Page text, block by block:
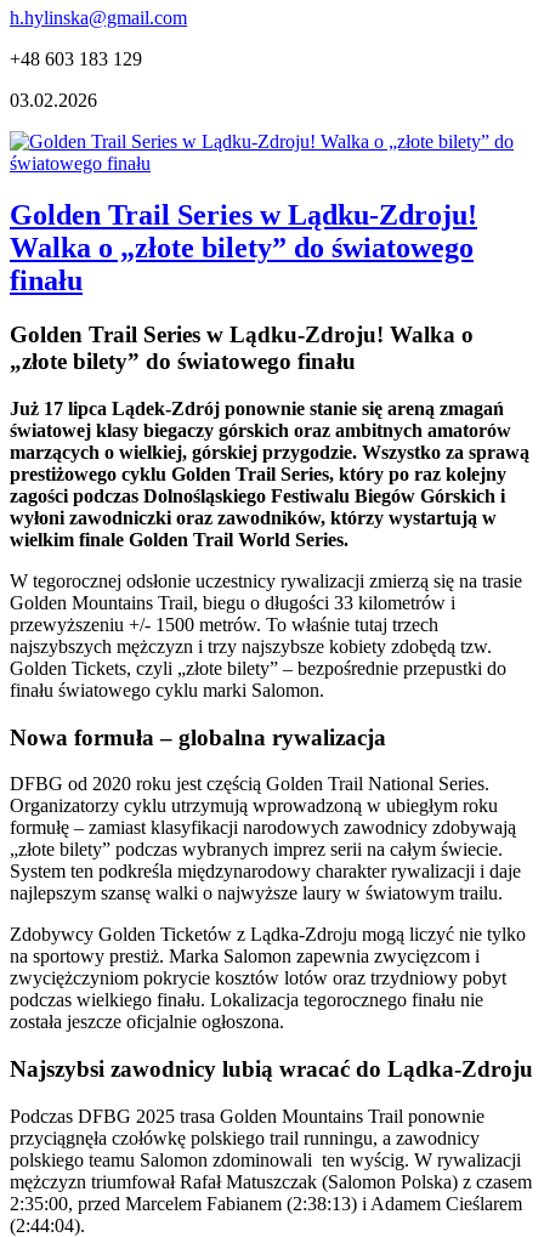
h.hylinska@gmail.com
+48 603 183 129
03.02.2026
Golden Trail Series w Lądku-Zdroju!
Walka o „złote bilety” do światowego
finału
Golden Trail Series w Lądku-Zdroju! Walka o
„złote bilety” do światowego finału
Już 17 lipca Lądek-Zdrój ponownie stanie się areną zmagań
światowej klasy biegaczy górskich oraz ambitnych amatorów
marzących o wielkiej, górskiej przygodzie. Wszystko za sprawą
prestiżowego cyklu Golden Trail Series, który po raz kolejny
zagości podczas Dolnośląskiego Festiwalu Biegów Górskich i
wyłoni zawodniczki oraz zawodników, którzy wystartują w
wielkim finale Golden Trail World Series.
W tegorocznej odsłonie uczestnicy rywalizacji zmierzą się na trasie
Golden Mountains Trail, biegu o długości 33 kilometrów i
przewyższeniu +/- 1500 metrów. To właśnie tutaj trzech
najszybszych mężczyzn i trzy najszybsze kobiety zdobędą tzw.
Golden Tickets, czyli „złote bilety” – bezpośrednie przepustki do
finału światowego cyklu marki Salomon.
Nowa formuła – globalna rywalizacja
DFBG od 2020 roku jest częścią Golden Trail National Series.
Organizatorzy cyklu utrzymują wprowadzoną w ubiegłym roku
formułę – zamiast klasyfikacji narodowych zawodnicy zdobywają
„złote bilety” podczas wybranych imprez serii na całym świecie.
System ten podkreśla międzynarodowy charakter rywalizacji i daje
najlepszym szansę walki o najwyższe laury w światowym trailu.
Zdobywcy Golden Ticketów z Lądka-Zdroju mogą liczyć nie tylko
na sportowy prestiż. Marka Salomon zapewnia zwycięzcom i
zwyciężczyniom pokrycie kosztów lotów oraz trzydniowy pobyt
podczas wielkiego finału. Lokalizacja tegorocznego finału nie
została jeszcze oficjalnie ogłoszona.
Najszybsi zawodnicy lubią wracać do Lądka-Zdroju
Podczas DFBG 2025 trasa Golden Mountains Trail ponownie
przyciągnęła czołówkę polskiego trail runningu, a zawodnicy
polskiego teamu Salomon zdominowali ten wyścig. W rywalizacji
mężczyzn triumfował Rafał Matuszczak (Salomon Polska) z czasem
2:35:00, przed Marcelem Fabianem (2:38:13) i Adamem Cieślarem
(2:44:04).